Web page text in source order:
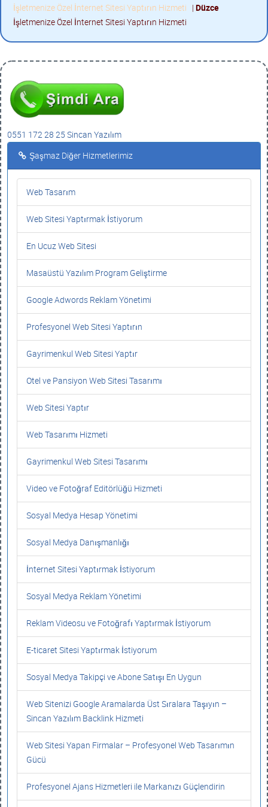
İşletmenize Özel İnternet Sitesi Yaptırın Hizmeti | Düzce
İşletmenize Özel İnternet Sitesi Yaptırın Hizmeti
0551 172 28 25 Sincan Yazılım
Şaşmaz Diğer Hizmetlerimiz
Web Tasarım
Web Sitesi Yaptırmak İstiyorum
En Ucuz Web Sitesi
Masaüstü Yazılım Program Geliştirme
Google Adwords Reklam Yönetimi
Profesyonel Web Sitesi Yaptırın
Gayrimenkul Web Sitesi Yaptır
Otel ve Pansiyon Web Sitesi Tasarımı
Web Sitesi Yaptır
Web Tasarımı Hizmeti
Gayrimenkul Web Sitesi Tasarımı
Video ve Fotoğraf Editörlüğü Hizmeti
Sosyal Medya Hesap Yönetimi
Sosyal Medya Danışmanlığı
İnternet Sitesi Yaptırmak İstiyorum
Sosyal Medya Reklam Yönetimi
Reklam Videosu ve Fotoğrafı Yaptırmak İstiyorum
E-ticaret Sitesi Yaptırmak İstiyorum
Sosyal Medya Takipçi ve Abone Satışı En Uygun
Web Sitenizi Google Aramalarda Üst Sıralara Taşıyın –
Sincan Yazılım Backlink Hizmeti
Web Sitesi Yapan Firmalar – Profesyonel Web Tasarımın
Gücü
Profesyonel Ajans Hizmetleri ile Markanızı Güçlendirin